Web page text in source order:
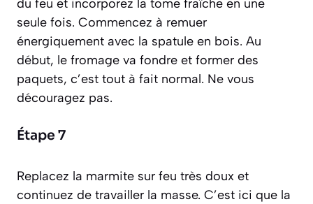
du feu et incorporez la tome fraîche en une
seule fois. Commencez à remuer
énergiquement avec la spatule en bois. Au
début, le fromage va fondre et former des
paquets, c’est tout à fait normal. Ne vous
découragez pas.
Étape 7
Replacez la marmite sur feu très doux et
continuez de travailler la masse. C’est ici que la